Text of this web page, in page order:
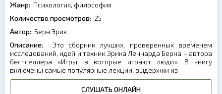
Жанр: Психология, философия
Количество просмотров: 25
Автор: Берн Эрик
Описание:
Это сборник лучших, проверенных временем
исследований, идей и техник Эрика Леннарда Берна – автора
бестселлера «Игры, в которые играют люди». В книгу
включены самые популярные лекции, выдержки из
СЛУШАТЬ ОНЛАЙН